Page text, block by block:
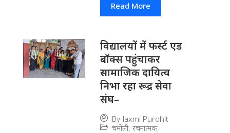
Read More
विद्यालयों में फर्स्ट एड
बॉक्स पहुंचाकर
सामाजिक दायित्व
निभा रहा रूद्र सेवा
संघ–
By laxmi Purohit
चमोली, रचनात्मक